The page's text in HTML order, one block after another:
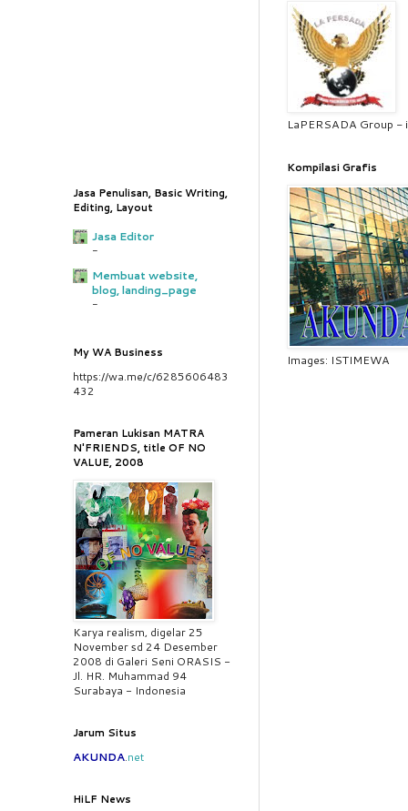
LaPERSADA Group -
Kompilasi Grafis
Images: ISTIMEWA
Jasa Penulisan, Basic Writing,
Editing, Layout
Jasa Editor
-
Membuat website,
blog, landing_page
-
My WA Business
https://wa.me/c/6285606483
432
Pameran Lukisan MATRA
N'FRIENDS, title OF NO
VALUE, 2008
Karya realism, digelar 25
November sd 24 Desember
2008 di Galeri Seni ORASIS -
Jl. HR. Muhammad 94
Surabaya - Indonesia
Jarum Situs
AKUNDA.net
HiLF News